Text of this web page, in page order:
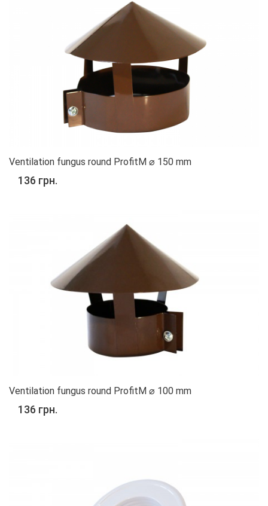
Ventilation fungus round ProfitM ⌀ 150 mm
136 грн.
Ventilation fungus round ProfitM ⌀ 100 mm
136 грн.